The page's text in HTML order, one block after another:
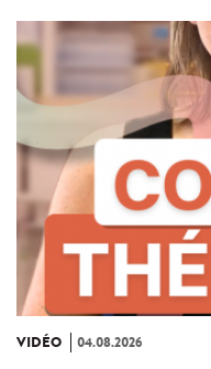
VIDÉO 04.08.2026